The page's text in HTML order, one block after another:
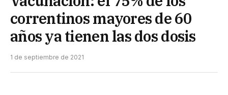
correntinos mayores de 60
años ya tienen las dos dosis
1 de septiembre de 2021